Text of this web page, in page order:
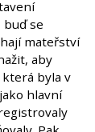
buď se
mateřství
aby
byla v
hlavní